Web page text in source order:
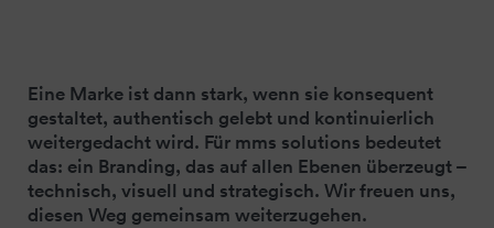
Eine Marke ist dann stark, wenn sie konsequent
gestaltet, authentisch gelebt und kontinuierlich
weitergedacht wird. Für mms solutions bedeutet
das: ein Branding, das auf allen Ebenen überzeugt –
technisch, visuell und strategisch. Wir freuen uns,
diesen Weg gemeinsam weiterzugehen.